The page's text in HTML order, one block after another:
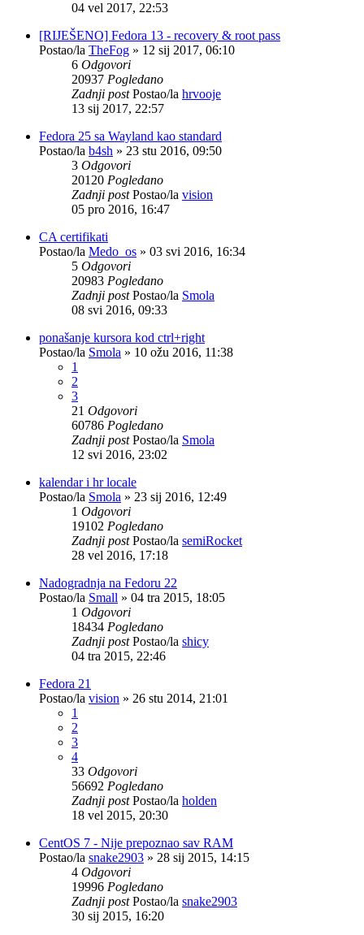
04 vel 2017, 22:53
[RIJEŠENO] Fedora 13 - recovery & root pass
Postao/la TheFog » 12 sij 2017, 06:10
6 Odgovori
20937 Pogledano
Zadnji postPostao/la hrvooje
13 sij 2017, 22:57
Fedora 25 sa Wayland kao standard
Postao/la b4sh » 23 stu 2016, 09:50
3 Odgovori
20120 Pogledano
Zadnji postPostao/la vision
05 pro 2016, 16:47
CA certifikati
Postao/la Medo_os » 03 svi 2016, 16:34
5 Odgovori
20983 Pogledano
Zadnji postPostao/la Smola
08 svi 2016, 09:33
ponašanje kursora kod ctrl+right
Postao/la Smola » 10 ožu 2016, 11:38
1
2
3
21 Odgovori
60786 Pogledano
Zadnji postPostao/la Smola
12 svi 2016, 23:02
kalendar i hr locale
Postao/la Smola » 23 sij 2016, 12:49
1 Odgovori
19102 Pogledano
Zadnji postPostao/la semiRocket
28 vel 2016, 17:18
Nadogradnja na Fedoru 22
Postao/la Small » 04 tra 2015, 18:05
1 Odgovori
18434 Pogledano
Zadnji postPostao/la shicy
04 tra 2015, 22:46
Fedora 21
Postao/la vision » 26 stu 2014, 21:01
1
2
3
4
33 Odgovori
56692 Pogledano
Zadnji postPostao/la holden
18 vel 2015, 20:30
CentOS 7 - Nije prepoznao sav RAM
Postao/la snake2903 » 28 sij 2015, 14:15
4 Odgovori
19996 Pogledano
Zadnji postPostao/la snake2903
30 sij 2015, 16:20